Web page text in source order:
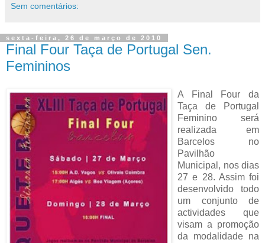
Sem comentários:
sexta-feira, 26 de março de 2010
Final Four Taça de Portugal Sen.
Femininos
A Final Four da
Taça de Portugal
Feminino será
realizada em
Barcelos no
Pavilhão
Municipal, nos dias
27 e 28. Assim foi
desenvolvido todo
um conjunto de
actividades que
visam a promoção
da modalidade na